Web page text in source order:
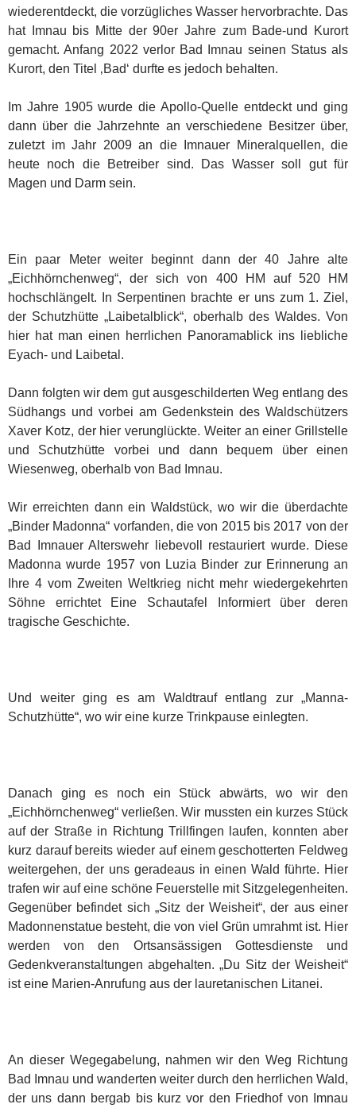
wiederentdeckt, die vorzügliches Wasser hervorbrachte. Das
hat Imnau bis Mitte der 90er Jahre zum Bade-und Kurort
gemacht. Anfang 2022 verlor Bad Imnau seinen Status als
Kurort, den Titel ‚Bad‘ durfte es jedoch behalten.
Im Jahre 1905 wurde die Apollo-Quelle entdeckt und ging
dann über die Jahrzehnte an verschiedene Besitzer über,
zuletzt im Jahr 2009 an die Imnauer Mineralquellen, die
heute noch die Betreiber sind. Das Wasser soll gut für
Magen und Darm sein.
Ein paar Meter weiter beginnt dann der 40 Jahre alte
„Eichhörnchenweg“, der sich von 400 HM auf 520 HM
hochschlängelt. In Serpentinen brachte er uns zum 1. Ziel,
der Schutzhütte „Laibetalblick“, oberhalb des Waldes. Von
hier hat man einen herrlichen Panoramablick ins liebliche
Eyach- und Laibetal.
Dann folgten wir dem gut ausgeschilderten Weg entlang des
Südhangs und vorbei am Gedenkstein des Waldschützers
Xaver Kotz, der hier verunglückte. Weiter an einer Grillstelle
und Schutzhütte vorbei und dann bequem über einen
Wiesenweg, oberhalb von Bad Imnau.
Wir erreichten dann ein Waldstück, wo wir die überdachte
„Binder Madonna“ vorfanden, die von 2015 bis 2017 von der
Bad Imnauer Alterswehr liebevoll restauriert wurde. Diese
Madonna wurde 1957 von Luzia Binder zur Erinnerung an
Ihre 4 vom Zweiten Weltkrieg nicht mehr wiedergekehrten
Söhne errichtet Eine Schautafel Informiert über deren
tragische Geschichte.
Und weiter ging es am Waldtrauf entlang zur „Manna-
Schutzhütte“, wo wir eine kurze Trinkpause einlegten.
Danach ging es noch ein Stück abwärts, wo wir den
„Eichhörnchenweg“ verließen. Wir mussten ein kurzes Stück
auf der Straße in Richtung Trillfingen laufen, konnten aber
kurz darauf bereits wieder auf einem geschotterten Feldweg
weitergehen, der uns geradeaus in einen Wald führte. Hier
trafen wir auf eine schöne Feuerstelle mit Sitzgelegenheiten.
Gegenüber befindet sich „Sitz der Weisheit“, der aus einer
Madonnenstatue besteht, die von viel Grün umrahmt ist. Hier
werden von den Ortsansässigen Gottesdienste und
Gedenkveranstaltungen abgehalten. „Du Sitz der Weisheit“
ist eine Marien-Anrufung aus der lauretanischen Litanei.
An dieser Wegegabelung, nahmen wir den Weg Richtung
Bad Imnau und wanderten weiter durch den herrlichen Wald,
der uns dann bergab bis kurz vor den Friedhof von Imnau